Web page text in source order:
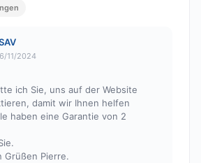
11/2024
ich Sie, uns auf der Website
damit wir Ihnen helfen
haben eine Garantie von 2
Grüßen Pierre.